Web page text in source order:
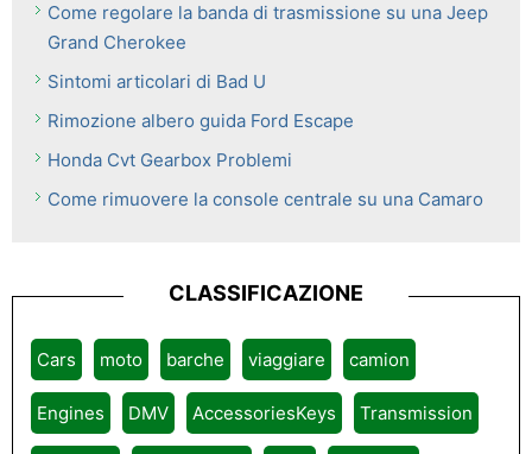
Come regolare la banda di trasmissione su una Jeep
Grand Cherokee
Sintomi articolari di Bad U
Rimozione albero guida Ford Escape
Honda Cvt Gearbox Problemi
Come rimuovere la console centrale su una Camaro
CLASSIFICAZIONE
Cars moto barche viaggiare camion
Engines DMV AccessoriesKeys Transmission